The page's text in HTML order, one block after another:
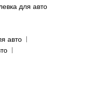
для авто
авто